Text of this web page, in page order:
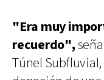
"Era muy
recuerdo",
Túnel Subfluvial,